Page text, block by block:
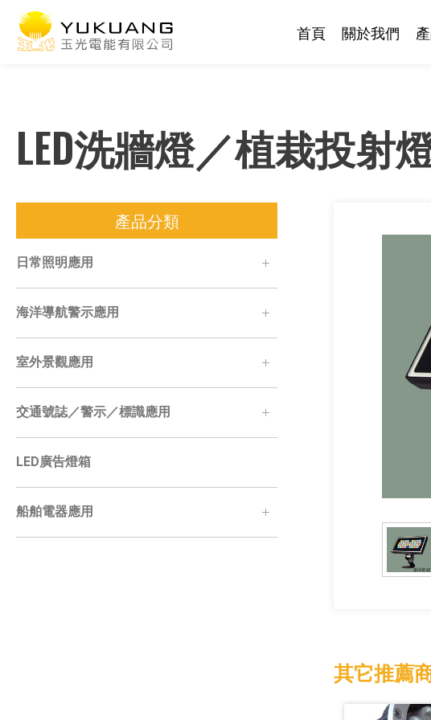
首頁 關於我們
LED洗牆燈／植栽投射
產品分類
日常照明應用
海洋導航警示應用
室外景觀應用
交通號誌／警示／標識應用
LED廣告燈箱
船舶電器應用
其它推薦